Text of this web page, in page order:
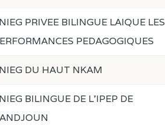
PRIVEE BILINGUE LAIQUE LES
PEDAGOGIQUES
DU HAUT NKAM
BILINGUE DE L'IPEP DE